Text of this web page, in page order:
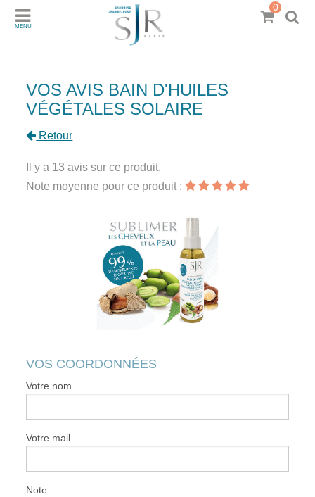
MENU
0
VOS AVIS BAIN D'HUILES
VÉGÉTALES SOLAIRE
Retour
Il y a 13 avis sur ce produit.
Note moyenne pour ce produit :
VOS COORDONNÉES
Votre nom
Votre mail
Note